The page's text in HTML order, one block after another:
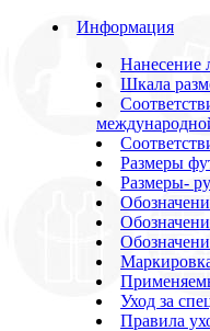
Информация
Нанесение
Шкала
Размеры
Размеры-
Уход за
Правила